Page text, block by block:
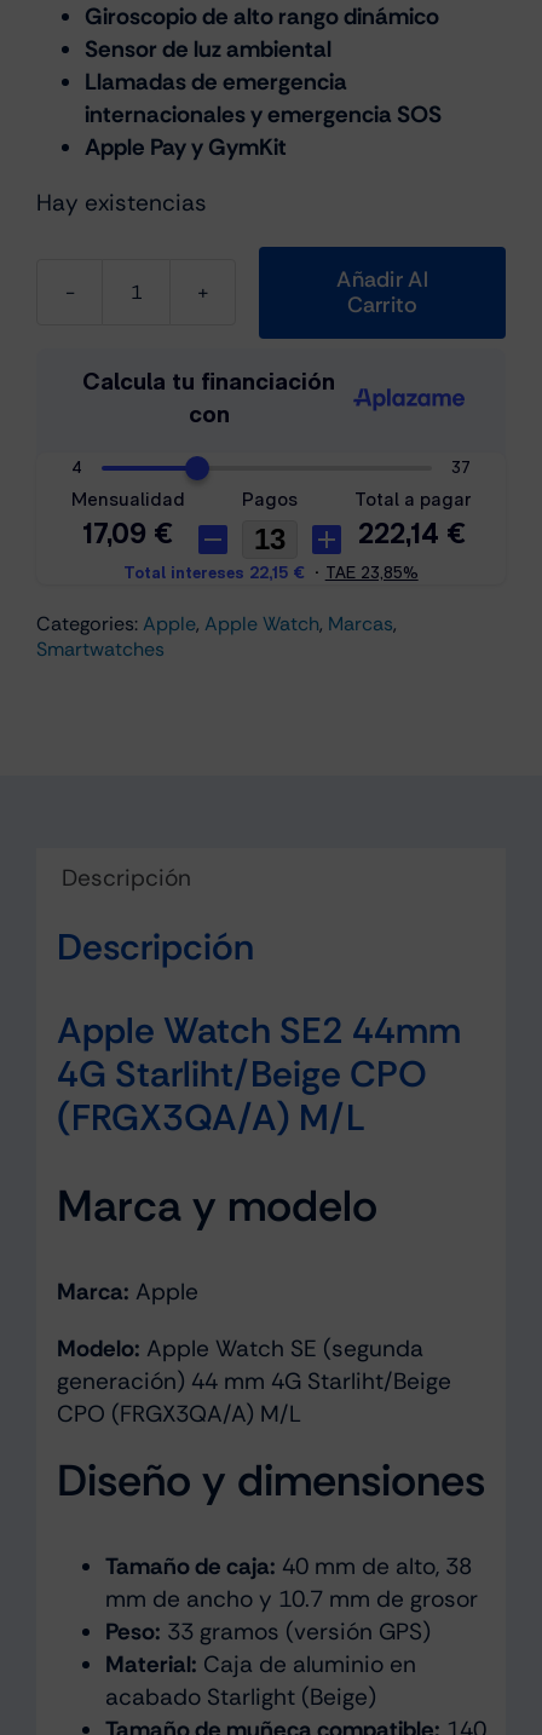
Giroscopio de alto rango dinámico
Sensor de luz ambiental
Llamadas de emergencia
internacionales y emergencia SOS
Apple Pay y GymKit
Hay existencias
Apple
SE2
S/M
(MXEF3QF/A)
cantidad
Añadir Al
Carrito
Categories:Apple, Apple Watch, Marcas,
Smartwatches
Descripción
Descripción
Apple Watch SE2 44mm
4G Starliht/Beige CPO
(FRGX3QA/A) M/L
Marca y modelo
Marca: Apple
Modelo: Apple Watch SE (segunda
generación) 44 mm 4G Starliht/Beige
CPO (FRGX3QA/A) M/L
Diseño y dimensiones
Tamaño de caja: 40 mm de alto, 38
mm de ancho y 10.7 mm de grosor
Peso: 33 gramos (versión GPS)
Material: Caja de aluminio en
acabado Starlight (Beige)